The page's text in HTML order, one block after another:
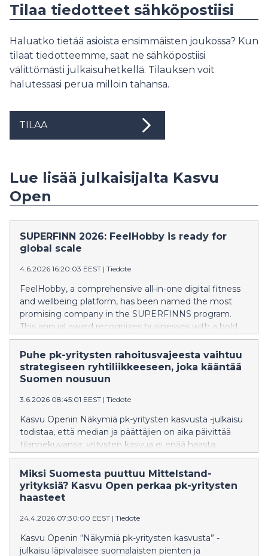
Tilaa tiedotteet sähköpostiisi
Haluatko tietää asioista ensimmäisten joukossa? Kun
tilaat tiedotteemme, saat ne sähköpostiisi
välittömästi julkaisuhetkellä. Tilauksen voit
halutessasi perua milloin tahansa.
TILAA
Lue lisää julkaisijalta Kasvu
Open
SUPERFINN 2026: FeelHobby is ready for
global scale
4.6.2026 16:20:03 EEST | Tiedote
FeelHobby, a comprehensive all-in-one digital fitness
and wellbeing platform, has been named the most
promising company in the SUPERFINNS program.
This annual award recognizes businesses with a bold
vision and global market potential.
Puhe pk-yritysten rahoitusvajeesta vaihtuu
strategiseen ryhtiliikkeeseen, joka kääntää
Suomen nousuun
3.6.2026 08:45:01 EEST | Tiedote
Kasvu Openin Näkymiä pk-yritysten kasvusta -julkaisu
todistaa, että median ja päättäjien on aika päivittää
tilannekuvansa: yritysten kasvua ei enää haasta
rahoitusvaje, vaan johtamisen ja strategian
pullonkaulat. Julkaisu antaa faktat sille, mihin huomio
on nyt siirrettävä, jotta Suomen talous ja työllisyys
saadaan nousuun.
Miksi Suomesta puuttuu Mittelstand-
yrityksiä? Kasvu Open perkaa pk-yritysten
haasteet
24.4.2026 07:30:00 EEST | Tiedote
Kasvu Openin “Näkymiä pk-yritysten kasvusta” -
julkaisu läpivalaisee suomalaisten pienten ja